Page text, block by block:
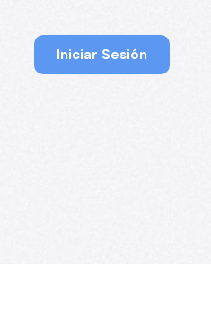
Iniciar Sesión